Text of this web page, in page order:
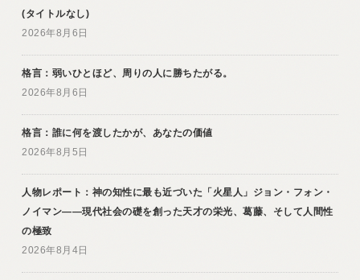
(タイトルなし)
2026年8月6日
格言：弱いひとほど、周りの人に勝ちたがる。
2026年8月6日
格言：誰に何を渡したかが、あなたの価値
2026年8月5日
人物レポート：神の知性に最も近づいた「火星人」ジョン・フォン・
ノイマン――現代社会の礎を創った天才の栄光、葛藤、そして人間性
の極致
2026年8月4日